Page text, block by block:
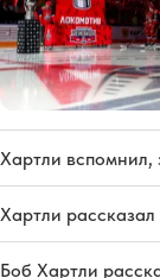
Хартли вспомнил,
Хартли
Боб Хартли